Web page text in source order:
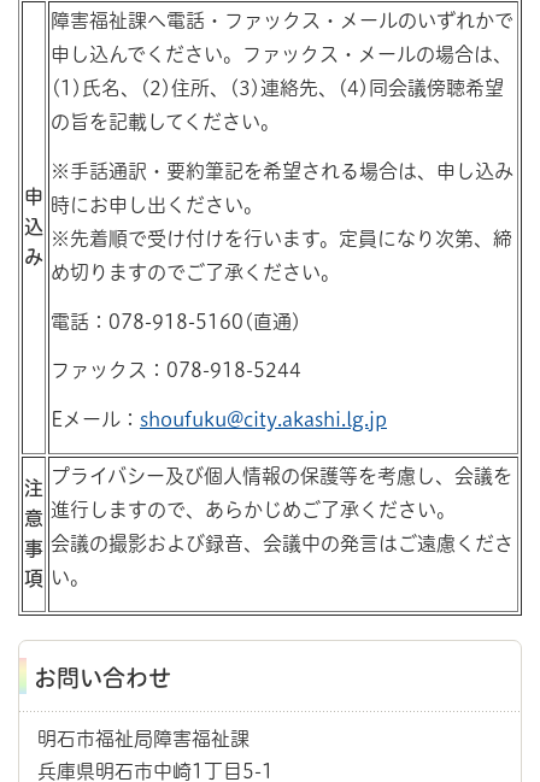
申
込
み
障害福祉課へ電話・ファックス・メールのいずれかで
申し込んでください。ファックス・メールの場合は、
(1)氏名、(2)住所、(3)連絡先、(4)同会議傍聴希望
の旨を記載してください。
※手話通訳・要約筆記を希望される場合は、申し込み
時にお申し出ください。
※先着順で受け付けを行います。定員になり次第、締
め切りますのでご了承ください。
電話：078-918-5160(直通)
ファックス：078-918-5244
Eメール： shoufuku@city.akashi.lg.jp
注
意
事
項
プライバシー及び個人情報の保護等を考慮し、会議を
進行しますので、あらかじめご了承ください。
会議の撮影および録音、会議中の発言はご遠慮くださ
い。
お問い合わせ
明石市福祉局障害福祉課
兵庫県明石市中崎1丁目5-1